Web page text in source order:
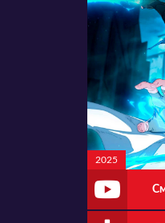
2025